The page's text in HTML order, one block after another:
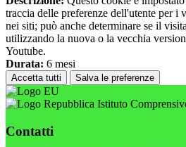
traccia delle preferenze dell'utente per i
nei siti; può anche determinare se il
utilizzando la nuova o la vecchia
Youtube.
Durata: 6 mesi
Accetta tutti Salva le preferenze
Istituto
Contatti